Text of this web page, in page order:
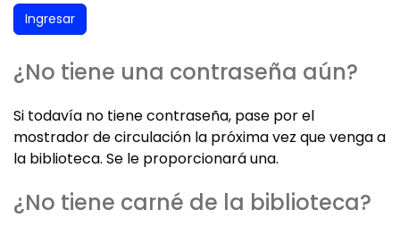
¿No tiene una contraseña aún?
Si todavía no tiene contraseña, pase por el
mostrador de circulación la próxima vez que venga a
la biblioteca. Se le proporcionará una.
¿No tiene carné de la biblioteca?